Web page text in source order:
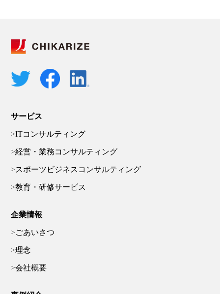
サービス
ITコンサルティング
経営・業務コンサルティング
スポーツビジネスコンサルティング
教育・研修サービス
企業情報
ごあいさつ
理念
会社概要